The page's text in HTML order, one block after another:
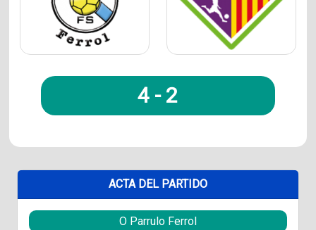
4 - 2
ACTA DEL PARTIDO
O Parrulo Ferrol